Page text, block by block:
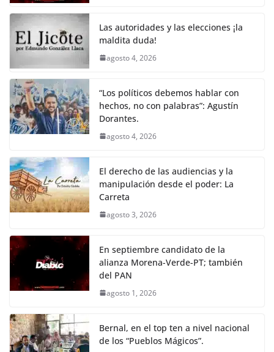
o
k
p k
Las autoridades y las elecciones ¡la
maldita duda!
agosto 4, 2026
“Los políticos debemos hablar con
hechos, no con palabras”: Agustín
Dorantes.
agosto 4, 2026
El derecho de las audiencias y la
manipulación desde el poder: La
Carreta
agosto 3, 2026
En septiembre candidato de la
alianza Morena-Verde-PT; también
del PAN
agosto 1, 2026
Bernal, en el top ten a nivel nacional
de los “Pueblos Mágicos”.